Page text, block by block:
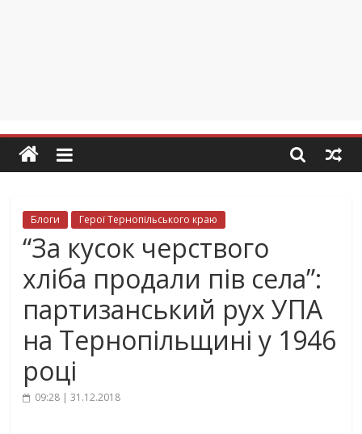
Блоги Герої Тернопільського краю
“За кусок черствого
хліба продали пів села”:
партизанський рух УПА
на Тернопільщині у 1946
році
09:28 | 31.12.2018